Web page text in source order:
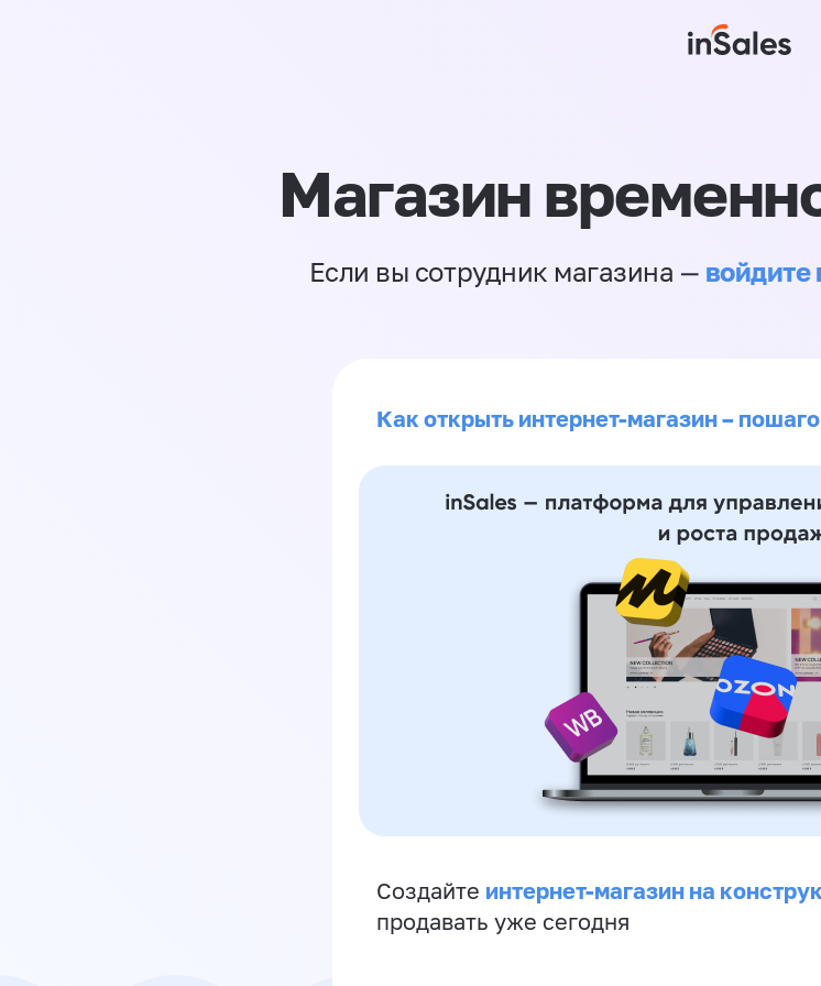
Магазин
Если вы сотрудник магазина — войдите
Как открыть интернет-магазин –
Создайте интернет-магазин на
продавать уже сегодня